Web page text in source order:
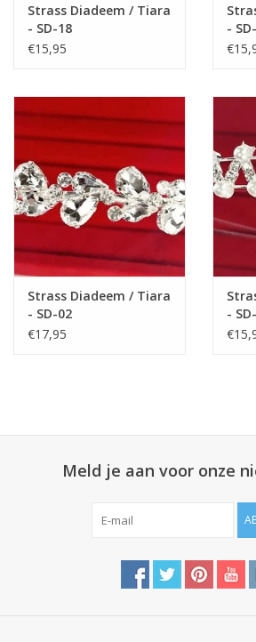
Strass Diadeem / Tiara
- SD-18
€15,95
-
Strass Diadeem / Tiara
- SD-02
€17,95
-
Meld je aan voor onze